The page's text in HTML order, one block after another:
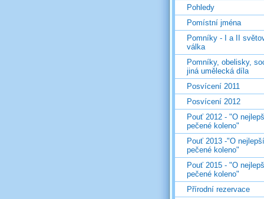
Pohledy
Pomístní jména
Pomníky - I a II
válka
Pomníky, obelisky,
jiná umělecká díla
Posvícení 2011
Posvícení 2012
Pouť 2012 - "O
pečené koleno"
Pouť 2013 -"O nejlepší
pečené koleno"
Pouť 2015 - "O
pečené koleno"
Přírodní rezervace